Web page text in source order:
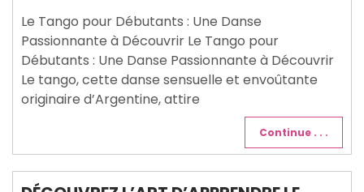
Le Tango pour Débutants : Une Danse
Passionnante à Découvrir Le Tango pour
Débutants : Une Danse Passionnante à Découvrir
Le tango, cette danse sensuelle et envoûtante
originaire d’Argentine, attire
Continue . . .